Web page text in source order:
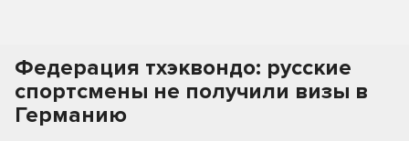
Федерация тхэквондо: русские
спортсмены не получили визы в
Германию